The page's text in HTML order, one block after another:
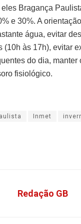
Bragança
e 30%. A
água, evitar
(10h às 17h), evitar
do dia, manter
fisiológico.
Inmet
Redação GB